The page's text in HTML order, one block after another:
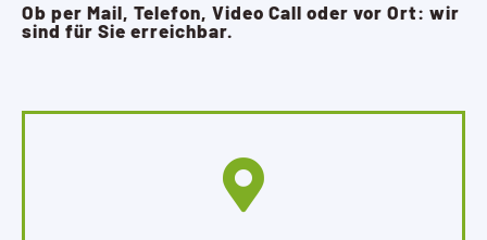
Ob per Mail, Telefon, Video Call oder vor Ort: wir
sind für Sie erreichbar.